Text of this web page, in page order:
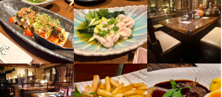
歓迎スキル・経験
コミュニケーション能力 飲食店での接客経験
店長候補・女将候補、アルバイトも随時募集中です！
お店の採用担当者からのメッセージ
選考の流れ
応募後、まずは私たちのこと、あなたのこと、お互いを知るため
に面談をさせていただきたいと思います。
日程が決まった後、「行けなくなってしまった」「日程を変更し
たい」「お店の場所が分からない…」など、何かありましたら採
用担当もしくは店舗まで 気兼ねなくご相談ください。
お店の採用担当者からのメッセージ
少しでも興味をお持ちでしたら、ぜひお気軽にお問い合わせくだ
さい。ご応募お待ちしております。